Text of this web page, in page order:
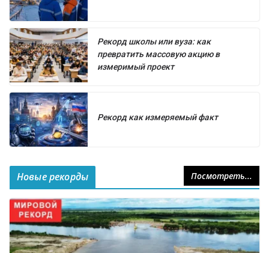
Рекорд школы или вуза: как
превратить массовую акцию в
измеримый проект
Рекорд как измеряемый факт
Новые рекорды Посмотреть...